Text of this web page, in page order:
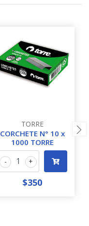
TORRE
CORCHETE N° 10 x
1000 TORRE
+
-
$350